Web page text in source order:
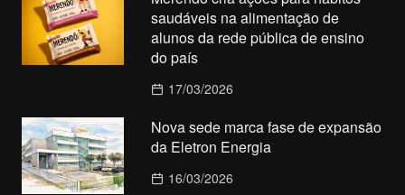
saudáveis na alimentação de
alunos da rede pública de ensino
do país
17/03/2026
Nova sede marca fase de expansão
da Eletron Energia
16/03/2026